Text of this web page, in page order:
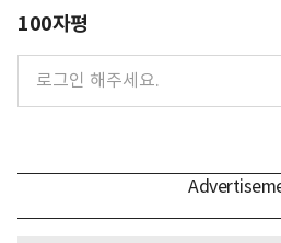
100자평